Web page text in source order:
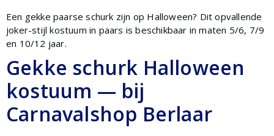
Een gekke paarse schurk zijn op Halloween? Dit opvallende
joker-stijl kostuum in paars is beschikbaar in maten 5/6, 7/9
en 10/12 jaar.
Gekke schurk Halloween
kostuum — bij
Carnavalshop Berlaar